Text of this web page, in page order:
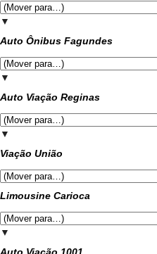
▼
Auto Ônibus Fagundes
▼
Auto Viação Reginas
▼
Viação União
Limousine Carioca
▼